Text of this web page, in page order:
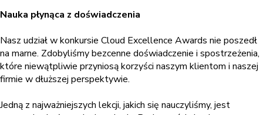
Nauka płynąca z doświadczenia
Nasz udział w konkursie Cloud Excellence Awards nie poszedł
na marne. Zdobyliśmy bezcenne doświadczenie i spostrzeżenia,
które niewątpliwie przyniosą korzyści naszym klientom i naszej
firmie w dłuższej perspektywie.
Jedną z najważniejszych lekcji, jakich się nauczyliśmy, jest